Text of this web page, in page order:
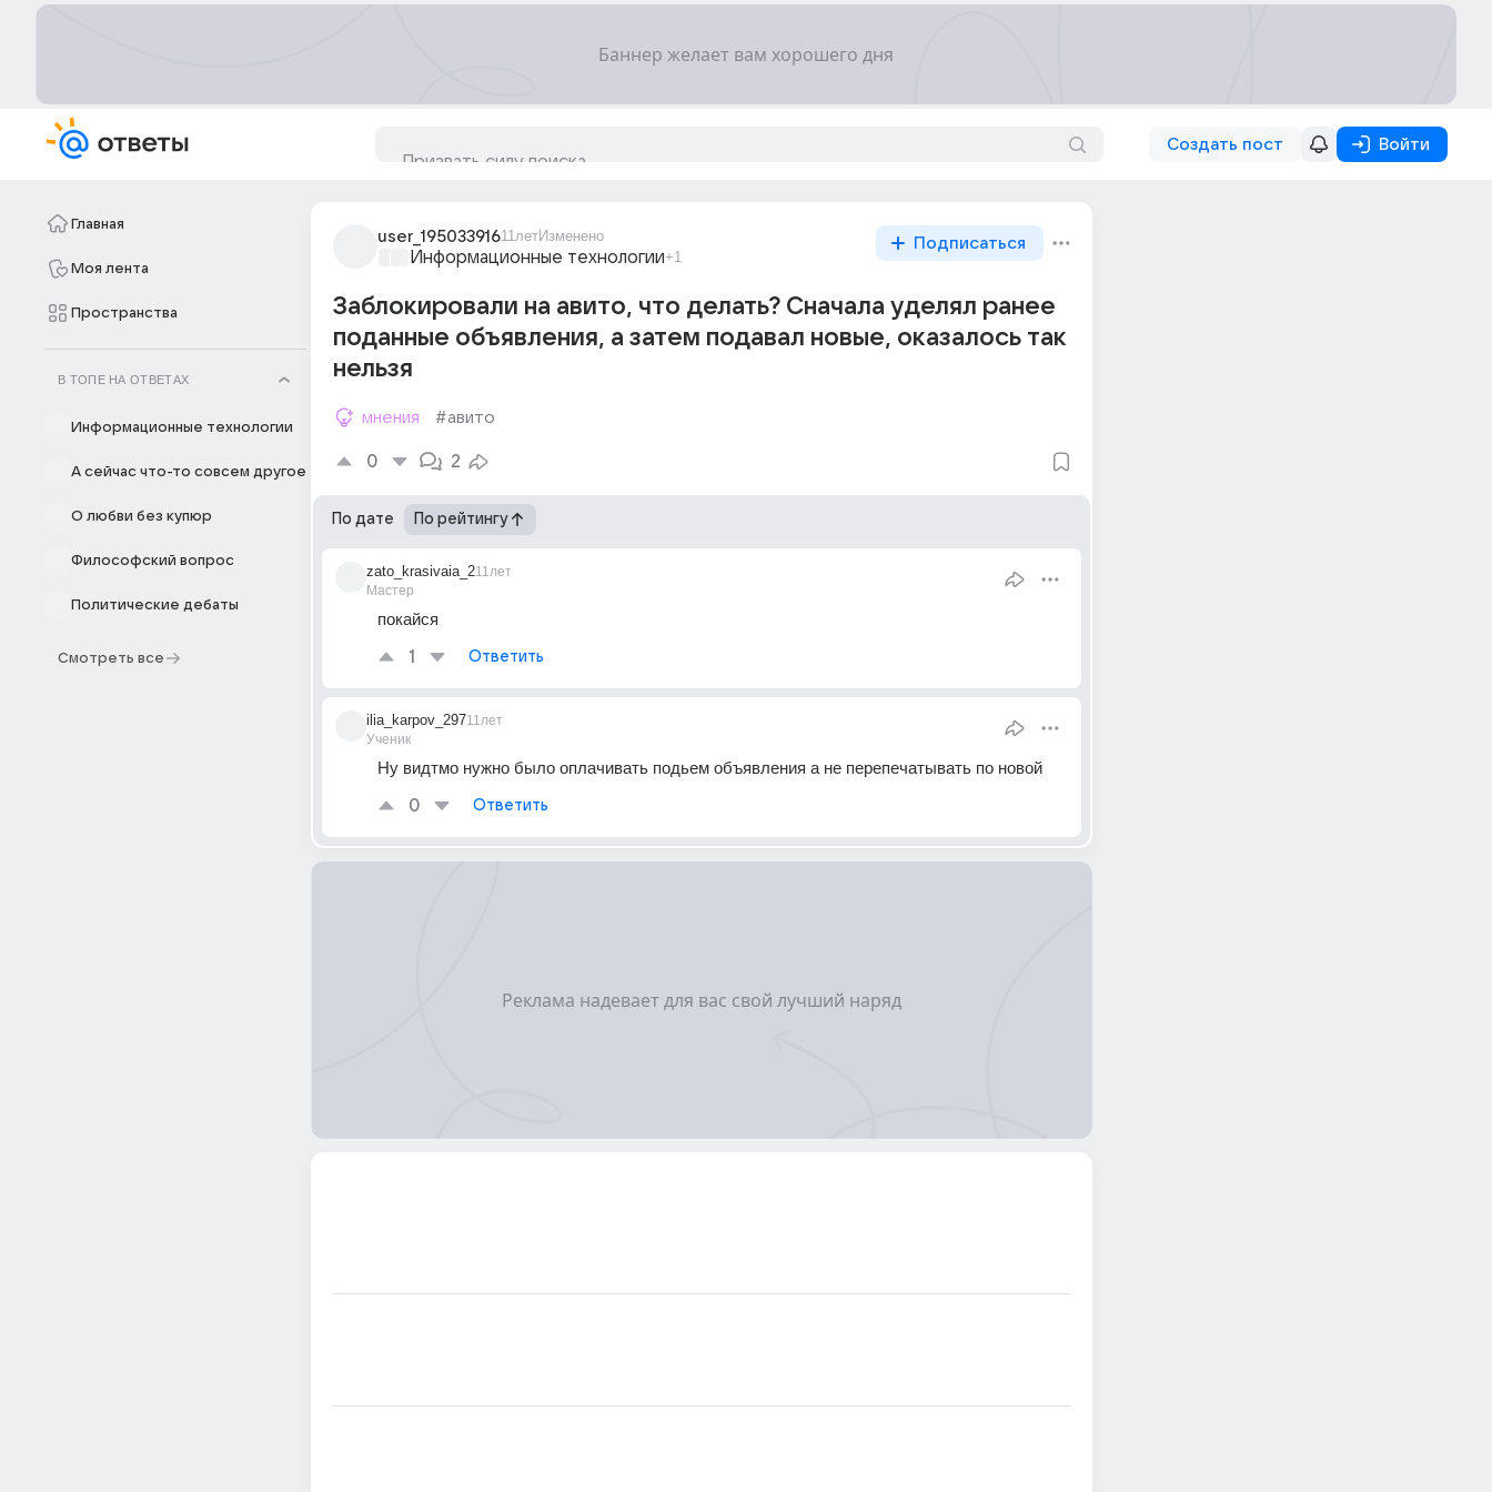
Создать пост Войти
Главная
Моя лента
Пространства
В ТОПЕ НА ОТВЕТАХ
Информационные технологии
А сейчас что-то совсем другое
О любви без купюр
Философский вопрос
Политические дебаты
Смотреть все
user_19503391611летИзменено
Информационные технологии+1
Подписаться
Заблокировали на авито, что делать? Сначала уделял ранее
поданные объявления, а затем подавал новые, оказалось так
нельзя
мнения #авито
0 2
По дате По рейтингу
zato_krasivaia_2
Мастер
11лет
покайся
1 Ответить
ilia_karpov_297
Ученик
11лет
Ну видтмо нужно было оплачивать подьем объявления а не перепечатывать по новой
0 Ответить